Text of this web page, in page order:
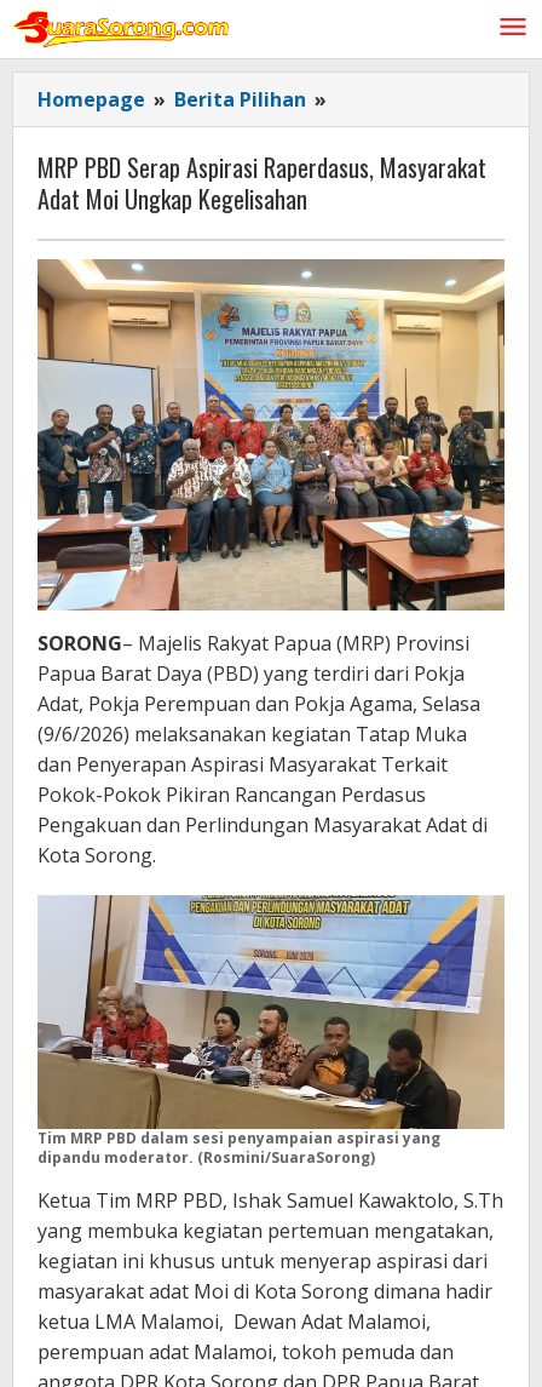
Lewati
konten
Homepage » Berita Pilihan »
PBD
Serap
Aspirasi
Masyarakat
Moi
Ungkap
Kegelisahan
MRP PBD Serap Aspirasi Raperdasus, Masyarakat
Adat Moi Ungkap Kegelisahan
SORONG– Majelis Rakyat Papua (MRP) Provinsi
Papua Barat Daya (PBD) yang terdiri dari Pokja
Adat, Pokja Perempuan dan Pokja Agama, Selasa
(9/6/2026) melaksanakan kegiatan Tatap Muka
dan Penyerapan Aspirasi Masyarakat Terkait
Pokok-Pokok Pikiran Rancangan Perdasus
Pengakuan dan Perlindungan Masyarakat Adat di
Kota Sorong.
Tim MRP PBD dalam sesi penyampaian aspirasi yang
dipandu moderator. (Rosmini/SuaraSorong)
Ketua Tim MRP PBD, Ishak Samuel Kawaktolo, S.Th
yang membuka kegiatan pertemuan mengatakan,
kegiatan ini khusus untuk menyerap aspirasi dari
masyarakat adat Moi di Kota Sorong dimana hadir
ketua LMA Malamoi, Dewan Adat Malamoi,
perempuan adat Malamoi, tokoh pemuda dan
anggota DPR Kota Sorong dan DPR Papua Barat